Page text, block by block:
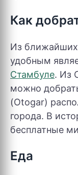
Как
Из
удобным
Стамбуле. Из
можно
(Otogar)
города. В
бесплатные
Еда